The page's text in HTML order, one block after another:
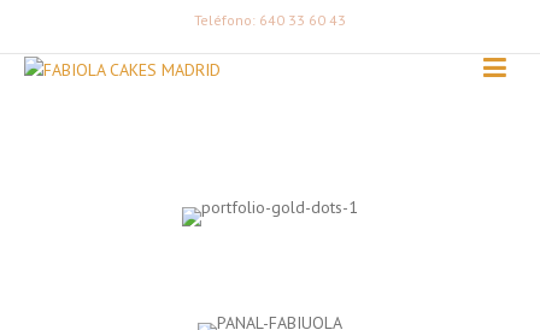
Teléfono: 640 33 60 43